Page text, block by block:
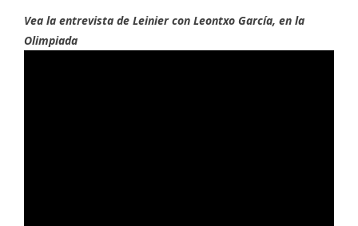
Vea la entrevista de Leinier con Leontxo García, en la
Olimpiada